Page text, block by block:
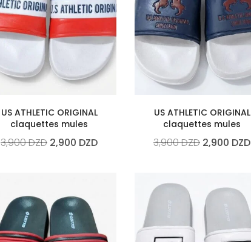
US ATHLETIC ORIGINAL
claquettes mules
3,900DZD 2,900 DZD
US ATHLETIC ORIGINAL
claquettes mules
3,900DZD 2,900 DZD